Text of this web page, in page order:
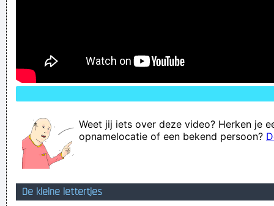
Weet jij iets over deze video? Herken je
opnamelocatie of een bekend persoon?
De kleine lettertjes